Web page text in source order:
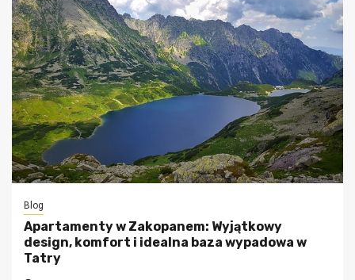
Blog
Apartamenty w Zakopanem: Wyjątkowy
design, komfort i idealna baza wypadowa w
Tatry